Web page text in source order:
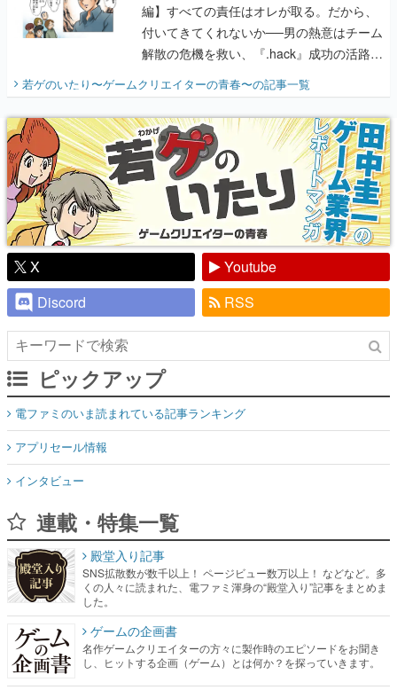
編】すべての責任はオレが取る。だから、
付いてきてくれないか──男の熱意はチーム
解散の危機を救い、『.hack』成功の活路を
『少年ジャンプ』色だった【若ゲのいた
り】
若ゲのいたり〜ゲームクリエイターの青春〜の記事一覧
X
Youtube
Discord
RSS
ピックアップ
電ファミのいま読まれている記事ランキング
アプリセール情報
インタビュー
連載・特集一覧
殿堂入り記事
SNS拡散数が数千以上！ ページビュー数万以上！ などなど。多
くの人々に読まれた、電ファミ渾身の“殿堂入り”記事をまとめま
した。
ゲームの企画書
名作ゲームクリエイターの方々に製作時のエピソードをお聞き
し、ヒットする企画（ゲーム）とは何か？を探っていきます。